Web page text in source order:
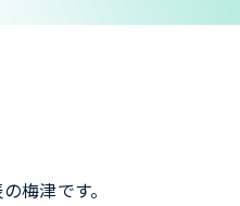
梅津です。